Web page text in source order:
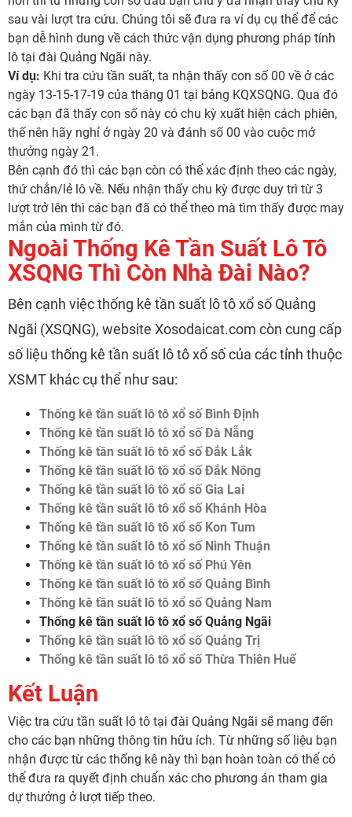
sau vài lượt tra cứu. Chúng tôi sẽ đưa ra ví dụ cụ thể để các
bạn dễ hình dung về cách thức vận dụng phương pháp tính
lô tại đài Quảng Ngãi này.
Ví dụ: Khi tra cứu tần suất, ta nhận thấy con số 00 về ở các
ngày 13-15-17-19 của tháng 01 tại bảng KQXSQNG. Qua đó
các bạn đã thấy con số này có chu kỳ xuất hiện cách phiên,
thế nên hãy nghỉ ở ngày 20 và đánh số 00 vào cuộc mở
thưởng ngày 21.
Bên cạnh đó thì các bạn còn có thể xác định theo các ngày,
thứ chắn/lẻ lô về. Nếu nhận thấy chu kỳ được duy trì từ 3
lượt trở lên thì các bạn đã có thể theo mà tìm thấy được may
mắn của mình từ đó.
Ngoài Thống Kê Tần Suất Lô Tô
XSQNG Thì Còn Nhà Đài Nào?
Bên cạnh việc thống kê tần suất lô tô xổ số Quảng
Ngãi (XSQNG), website Xosodaicat.com còn cung cấp
số liệu thống kê tần suất lô tô xổ số của các tỉnh thuộc
XSMT khác cụ thể như sau:
Thống kê tần suất lô tô xổ số Bình Định
Thống kê tần suất lô tô xổ số Đà Nẵng
Thống kê tần suất lô tô xổ số Đắk Lắk
Thống kê tần suất lô tô xổ số Đắk Nông
Thống kê tần suất lô tô xổ số Gia Lai
Thống kê tần suất lô tô xổ số Khánh Hòa
Thống kê tần suất lô tô xổ số Kon Tum
Thống kê tần suất lô tô xổ số Ninh Thuận
Thống kê tần suất lô tô xổ số Phú Yên
Thống kê tần suất lô tô xổ số Quảng Bình
Thống kê tần suất lô tô xổ số Quảng Nam
Thống kê tần suất lô tô xổ số Quảng Ngãi
Thống kê tần suất lô tô xổ số Quảng Trị
Thống kê tần suất lô tô xổ số Thừa Thiên Huế
Kết Luận
Việc tra cứu tần suất lô tô tại đài Quảng Ngãi sẽ mang đến
cho các bạn những thông tin hữu ích. Từ những số liệu bạn
nhận được từ các thống kê này thì bạn hoàn toàn có thể có
thể đưa ra quyết định chuẩn xác cho phương án tham gia
dự thưởng ở lượt tiếp theo.